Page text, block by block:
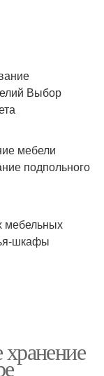
Выбор
мебели
подпольного
мебельных
шкафы